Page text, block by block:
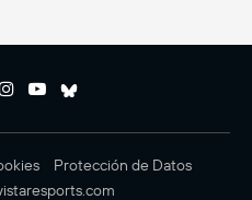
Protección de Datos